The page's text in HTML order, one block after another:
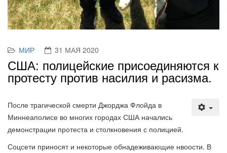
МИР 31 МАЯ 2020
США: полицейские присоединяются к
протесту против насилия и расизма.
После трагической смерти Джорджа Флойда в
Миннеаполисе во многих городах США начались
демонстрации протеста и столкновения с полицией.
Соцсети приносят и некоторые обнадеживающие нвоости. В